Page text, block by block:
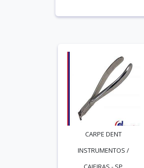
CARPE DENT
INSTRUMENTOS /